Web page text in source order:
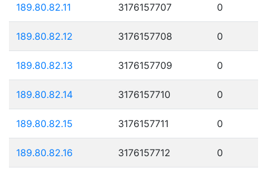
189.80.82.11 3176157707 0
189.80.82.12 3176157708 0
189.80.82.13 3176157709 0
189.80.82.14 3176157710 0
189.80.82.15 3176157711 0
189.80.82.16 3176157712 0